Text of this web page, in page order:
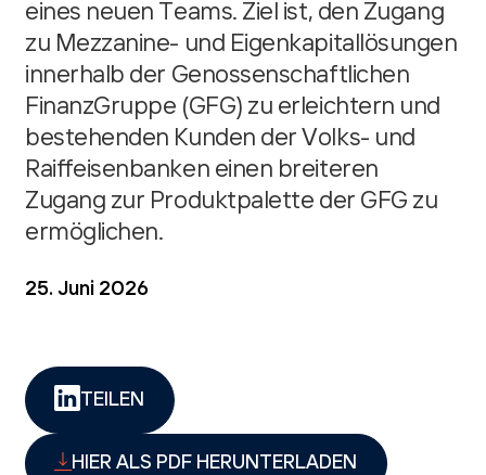
eines neuen Teams. Ziel ist, den Zugang
zu Mezzanine- und Eigenkapitallösungen
innerhalb der Genossenschaftlichen
FinanzGruppe (GFG) zu erleichtern und
bestehenden Kunden der Volks- und
Raiffeisenbanken einen breiteren
Zugang zur Produktpalette der GFG zu
ermöglichen.
25. Juni 2026
TEILEN
HIER ALS PDF HERUNTERLADEN